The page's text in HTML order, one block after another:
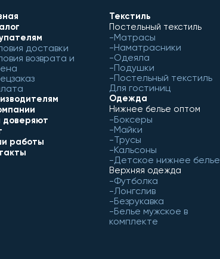
доставки
возврата и
доверяют
работы
Текстиль
Постельный текстиль
Матрасы
Наматрасники
Одеяла
Подушки
Постельный текстиль
Для гостиниц
Одежда
Нижнее белье оптом
Боксеры
Майки
Трусы
Кальсоны
Детское нижнее белье
Верхняя одежда
Футболка
Лонгслив
Безрукавка
Белье мужское в
комплекте